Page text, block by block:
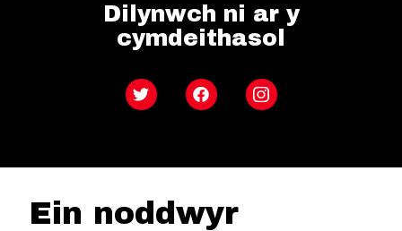
Dilynwch ni ar y
cymdeithasol
Twitter FacebookInstagram
Ein noddwyr